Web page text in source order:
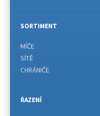
SORTIMENT
MÍČE
SÍTĚ
CHRÁNIČE
ŘAZENÍ